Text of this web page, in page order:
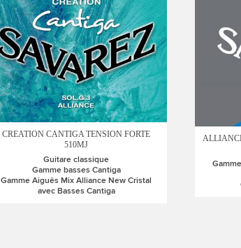
CREATION CANTIGA TENSION FORTE
510MJ
Guitare classique
Gamme basses Cantiga
Gamme Aiguës Mix Alliance New Cristal
avec Basses Cantiga